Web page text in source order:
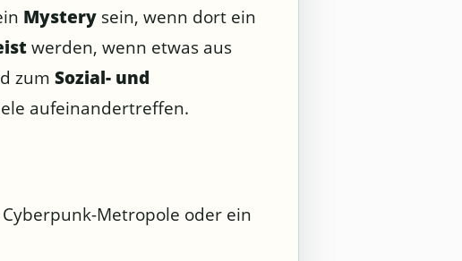
Mystery sein, wenn dort ein
werden, wenn etwas aus
zum Sozial- und
aufeinandertreffen.
Cyberpunk-Metropole oder ein